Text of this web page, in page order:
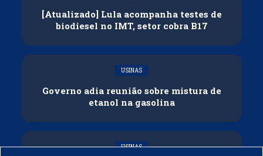
[Atualizado] Lula acompanha testes de
biodiesel no IMT, setor cobra B17
USINAS
Governo adia reunião sobre mistura de
etanol na gasolina
USINAS